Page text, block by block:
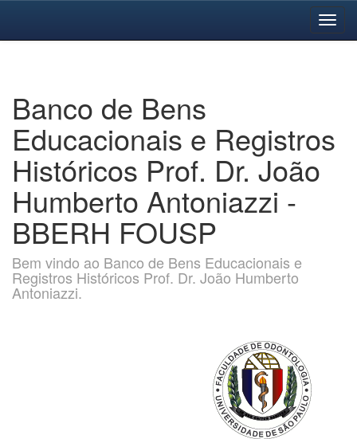
Banco de Bens
Educacionais e Registros
Históricos Prof. Dr. João
Humberto Antoniazzi -
BBERH FOUSP
Bem vindo ao Banco de Bens Educacionais e
Registros Históricos Prof. Dr. João Humberto
Antoniazzi.